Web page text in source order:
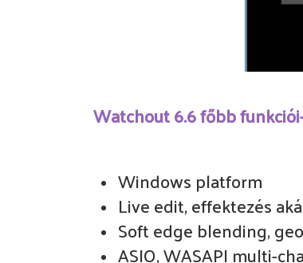
Watchout 6.6 főbb
Windows platform
Live edit, effektezés
Soft edge blending,
ASIO, WASAPI multi-